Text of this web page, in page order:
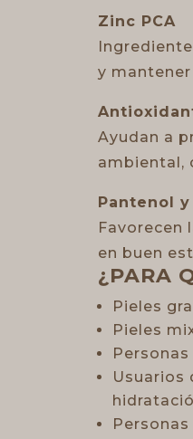
Zinc PCA
y
Ayudan a
ambiental,
Pantenol
Favorecen
en buen
¿PARA
Pieles
Pieles
Usuarios